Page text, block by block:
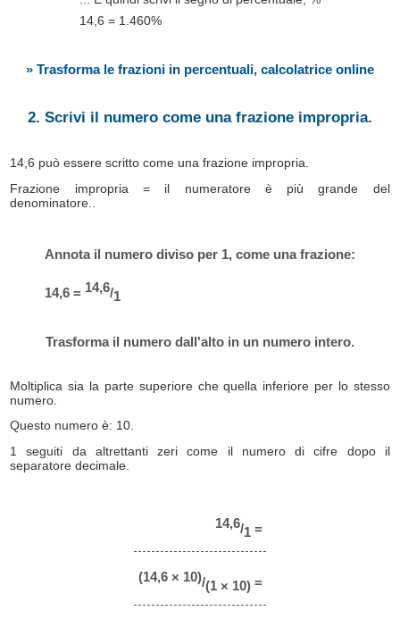
14,6 = 1.460%
» Trasforma le frazioni in percentuali, calcolatrice online
2. Scrivi il numero come una frazione impropria.
14,6 può essere scritto come una frazione impropria.
Frazione impropria = il numeratore è più grande del
denominatore..
Annota il numero diviso per 1, come una frazione:
14,6 = 14,6/1
Trasforma il numero dall'alto in un numero intero.
Moltiplica sia la parte superiore che quella inferiore per lo stesso
numero.
Questo numero è: 10.
1 seguiti da altrettanti zeri come il numero di cifre dopo il
separatore decimale.
14,6/1 =
(14,6 × 10)/(1 × 10)=